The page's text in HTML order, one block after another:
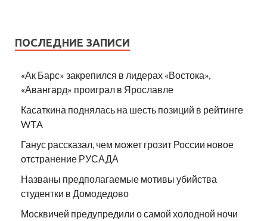
ПОСЛЕДНИЕ ЗАПИСИ
«Ак Барс» закрепился в лидерах «Востока»,
«Авангард» проиграл в Ярославле
Касаткина поднялась на шесть позиций в рейтинге
WTA
Ганус рассказал, чем может грозит России новое
отстранение РУСАДА
Названы предполагаемые мотивы убийства
студентки в Домодедово
Москвичей предупредили о самой холодной ночи